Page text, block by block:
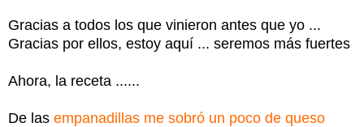
Gracias a todos los que vinieron antes que yo ...
Gracias por ellos, estoy aquí ... seremos más fuertes
Ahora, la receta ......
De las empanadillas me sobró un poco de queso